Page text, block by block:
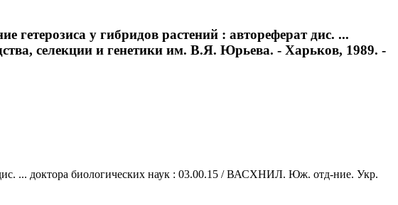
гетерозиса у гибридов растений : автореферат дис. ...
селекции и генетики им. В.Я. Юрьева. - Харьков, 1989. -
дис. ... доктора биологических наук : 03.00.15 / ВАСХНИЛ. Юж. отд-ние. Укр.